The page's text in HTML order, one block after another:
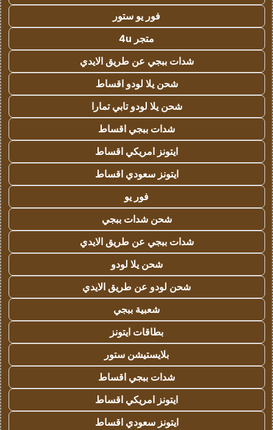
فور يو ستور
متجر 4u
شدات ببجي عن طريق الايدي
شحن يلا لودو اقساط
شحن يلا لودو تابي تمارا
شدات ببجي اقساط
ايتونز امريكي اقساط
ايتونز سعودي اقساط
فور يو
شحن شدات ببجي
شدات ببجي عن طريق الايدي
شحن يلا لودو
شحن لودو عن طريق الايدي
شعبية ببجي
بطاقات ايتونز
بلايستيشن ستور
شدات ببجي اقساط
ايتونز امريكي اقساط
ايتونز سعودي اقساط